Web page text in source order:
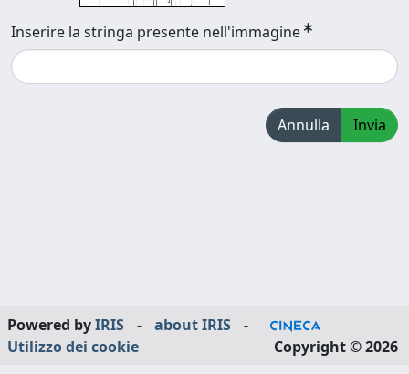
Inserire la stringa presente nell'immagine
Annulla Invia
Powered byIRIS - about IRIS
-
Utilizzo dei cookie
Copyright © 2026